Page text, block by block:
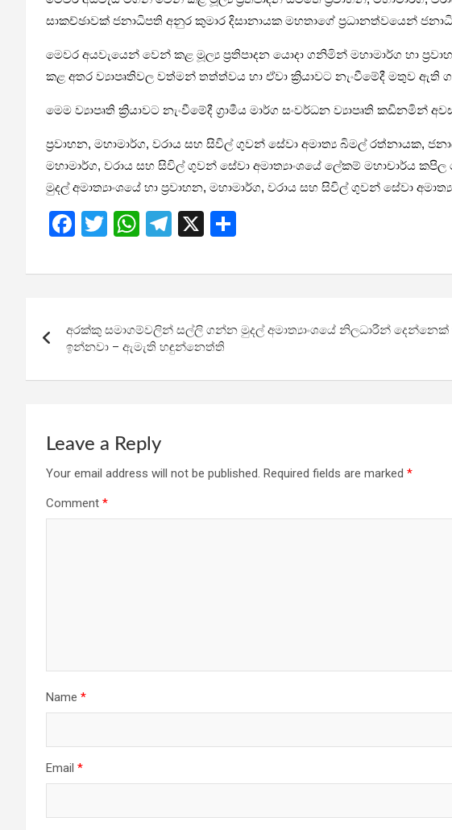
සාකච්ඡාවක් ජනාධිපති අනුර කුමාර දිසානායක මහතාගේ ප්‍රධානත්වයෙන්
මෙවර අයවැයෙන් වෙන් කළ මූල්‍ය ප්‍රතිපාදන යොදා ගනිමින් මහාමාර්ග හා
කළ අතර ව්‍යාපෘතිවල වත්මන් තත්ත්වය හා ඒවා ක්‍රියාවට නැංවීමේදී මතුව ඇති
මෙම ව්‍යාපෘති ක්‍රියාවට නැංවීමේදී ග්‍රාමීය මාර්ග සංවර්ධන ව්‍යාපෘති
ප්‍රවාහන, මහාමාර්ග, වරාය සහ සිවිල් ගුවන් සේවා අමාත්‍ය බිමල් රත්නායක,
මහාමාර්ග, වරාය සහ සිවිල් ගුවන් සේවා අමාත්‍යාංශයේ ලේකම්
මුදල් අමාත්‍යාංශයේ හා ප්‍රවාහන, මහාමාර්ග, වරාය සහ සිවිල් ගුවන් සේවා
F
ce
o
o
k
T
tt
W
at
A
p
p
T
e
a
m
X
ar
navigation
අරක්කු සමාගම්වලින් සල්ලි ගන්න මුදල් අමාත්‍යාංශයේ නිලධාරීන්
ඉන්නවා – ඇමැති හඳුන්නෙත්ති
Leave a Reply
Your email address will not be published. Required fields are marked *
Comment *
Name *
Email *